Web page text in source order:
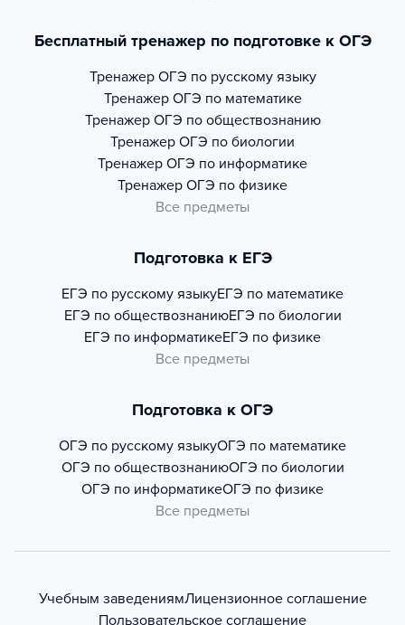
Бесплатный тренажер по подготовке к ОГЭ
Тренажер ОГЭ по русскому языку
Тренажер ОГЭ по математике
Тренажер ОГЭ по обществознанию
Тренажер ОГЭ по биологии
Тренажер ОГЭ по информатике
Тренажер ОГЭ по физике
Все предметы
Подготовка к ЕГЭ
ЕГЭ по русскому языкуЕГЭ по математике
ЕГЭ по обществознаниюЕГЭ по биологии
ЕГЭ по информатикеЕГЭ по физике
Все предметы
Подготовка к ОГЭ
ОГЭ по русскому языкуОГЭ по математике
ОГЭ по обществознаниюОГЭ по биологии
ОГЭ по информатикеОГЭ по физике
Все предметы
Учебным заведениямЛицензионное соглашение
Пользовательское соглашение